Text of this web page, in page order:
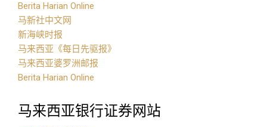
Berita Harian Online
马新社中文网
新海峡时报
马来西亚《每日先驱报》
马来西亚婆罗洲邮报
Berita Harian Online
马来西亚银行证券网站